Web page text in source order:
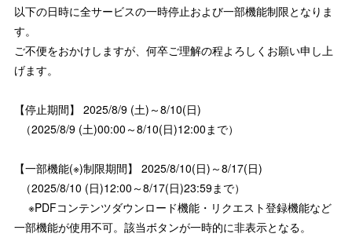
以下の日時に全サービスの一時停止および一部機能制限となりま
す。
ご不便をおかけしますが、何卒ご理解の程よろしくお願い申し上
げます。
【停止期間】 2025/8/9 (土)～8/10(日)
（2025/8/9 (土)00:00～8/10(日)12:00まで）
【一部機能(※)制限期間】 2025/8/10(日)～8/17(日)
（2025/8/10 (日)12:00～8/17(日)23:59まで）
※PDFコンテンツダウンロード機能・リクエスト登録機能など
一部機能が使用不可。該当ボタンが一時的に非表示となる。